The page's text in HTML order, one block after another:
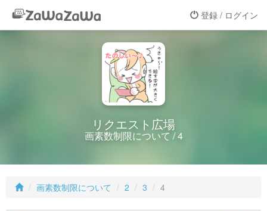
登録 / ログイン
リクエスト広場
画素数制限について / 4
画素数制限について 2 3 4